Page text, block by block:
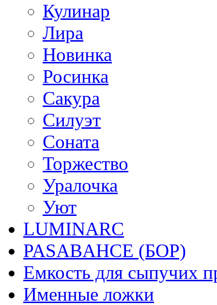
Кулинар
Лира
Новинка
Росинка
Сакура
Силуэт
Соната
Торжество
Уралочка
Уют
LUMINARC
PASABAHCE (БОР)
Емкость для сыпучих
Именные ложки